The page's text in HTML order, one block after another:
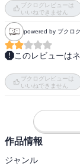
ブクログレビューは
いいねできません
powered by ブクロ
このレビューは
息子に読んでもら
りられる頃には息
社会の授業でも習
に、改めて読むと
て面白かった。
南蛮文化を取り入
ブクログレビューは
いいねできません
作品情報
ジャンル